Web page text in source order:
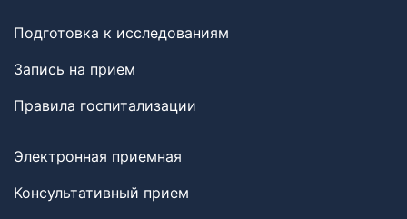
Подготовка к исследованиям
Запись на прием
Правила госпитализации
Электронная приемная
Консультативный прием